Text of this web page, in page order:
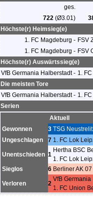
ges.
722(Ø3.01)
Höchste(r) Heimsieg(e)
1. FC Magdeburg - FSV
1. FC Magdeburg - FSV
Höchste(r) Auswärtssieg(e)
VfB Germania Halberstadt - 1.
Die meisten Tore
VfB Germania Halberstadt - 1.
Serien
Aktuell
Gewonnen
3 TSG
Ungeschlagen
7 1. FC Lok
Unentschieden 1
Hertha BSC
1. FC Lok
Sieglos
6 Berliner AK 07
Verloren 2
VfB
1. FC Union